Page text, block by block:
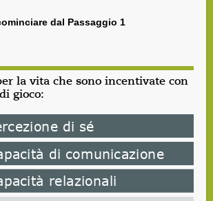
dal Passaggio 1
la vita che sono incentivate con
gioco: